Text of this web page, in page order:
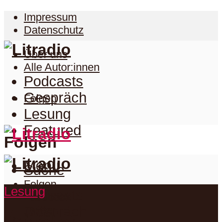
Impressum
Datenschutz
Über uns
Alle Autor:innen
Folgen
Folgen
Folgen
Facebook
Podcasts
Gespräch
Lesung
Featured
Menu
Suche
Podcasts
Lesung